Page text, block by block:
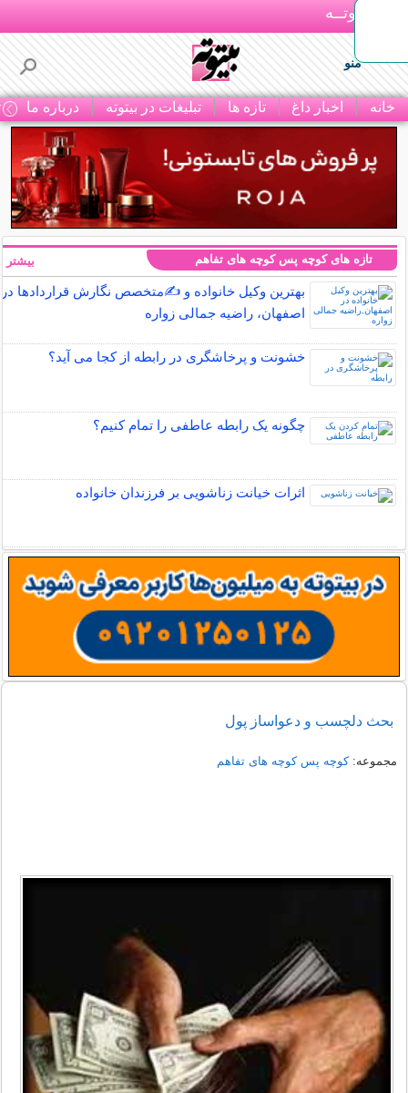
بـیتوتــه
منو
خانه اخبار داغ تازه ها تبلیغات در بیتوته درباره ما
تازه های کوچه پس کوچه های تفاهم
بهترین وکیل خانواده و ✍️متخصص نگارش قراردادها در
اصفهان، راضیه جمالی زواره
خشونت و پرخاشگری در رابطه از کجا می آید؟
چگونه یک رابطه عاطفی را تمام کنیم؟
اثرات خیانت زناشویی بر فرزندان خانواده
بیشتر
بحث دلچسب و دعواساز پول
مجموعه:کوچه پس کوچه های تفاهم